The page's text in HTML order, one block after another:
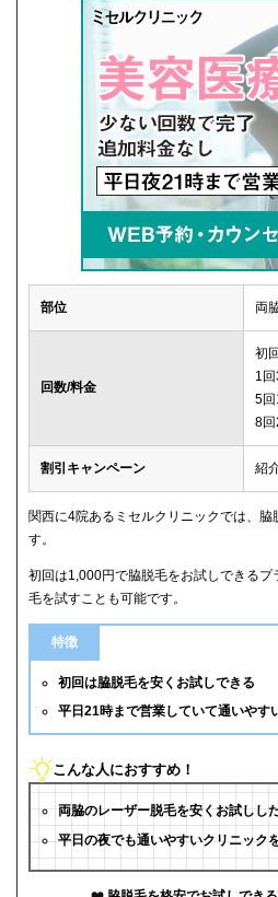
部位 両
回数/料金
初
1
5回
8回
割引キャンペーン 紹
関西に4院あるミセルクリニックでは、脇
す。
初回は1,000円で脇脱毛をお試しできる
毛を試すことも可能です。
特徴
初回は脇脱毛を安くお試しできる
平日21時まで営業していて通いやす
こんな人におすすめ！
両脇のレーザー脱毛を安くお試しし
平日の夜でも通いやすいクリニック